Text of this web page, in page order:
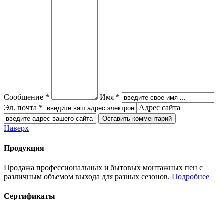
Сообщение *
Имя *
Эл. почта *
Адрес сайта
Наверх
Продукция
Продажа профессиональных и бытовых монтажных пен с
различным объемом выхода для разных сезонов. Подробнее
Сертификаты